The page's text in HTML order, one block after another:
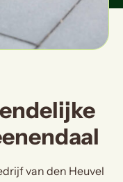
van den Heuvel